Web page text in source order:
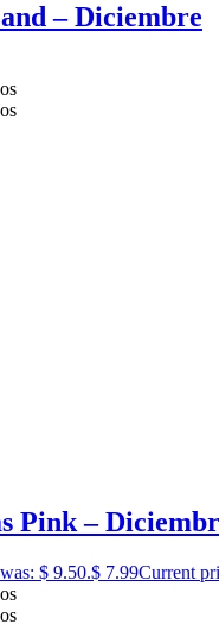
– Diciembre
Pink –
$ 9.50.$ 7.99Current